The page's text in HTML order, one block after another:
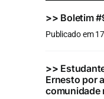
>> Boletim
Publicado em
>>
Ernesto por
comunidade